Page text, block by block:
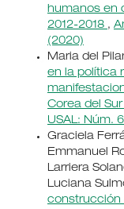
humanos en
2012-2018 ,
(2020)
Maria del
en la política
Corea del
USAL: Núm.
Graciela
Emmanuel
Larriera
Luciana
construcción